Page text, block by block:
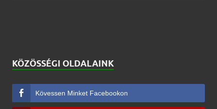
KÖZÖSSÉGI OLDALAINK
Kövessen Minket Facebookon